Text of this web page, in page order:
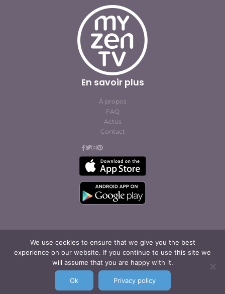
We use cookies to ensure that we give you the best
experience on our website. If you continue to use this site we
will assume that you are happy with it.
Ok Privacy policy
En savoir plus
À propos
FAQ
Actus
Contact
© Cofites 2023. All rights reserved.
Conditions générales
d’abonnement et
d’utilisation
Mentions légales